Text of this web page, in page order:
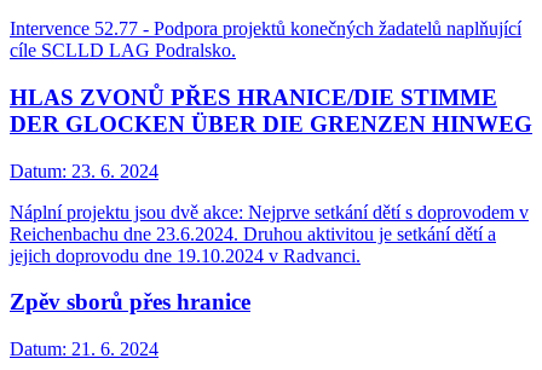
Intervence 52.77 - Podpora projektů konečných žadatelů naplňující
cíle SCLLD LAG Podralsko.
HLAS ZVONŮ PŘES HRANICE/DIE STIMME
DER GLOCKEN ÜBER DIE GRENZEN HINWEG
Datum: 23. 6. 2024
Náplní projektu jsou dvě akce: Nejprve setkání dětí s doprovodem v
Reichenbachu dne 23.6.2024. Druhou aktivitou je setkání dětí a
jejich doprovodu dne 19.10.2024 v Radvanci.
Zpěv sborů přes hranice
Datum: 21. 6. 2024